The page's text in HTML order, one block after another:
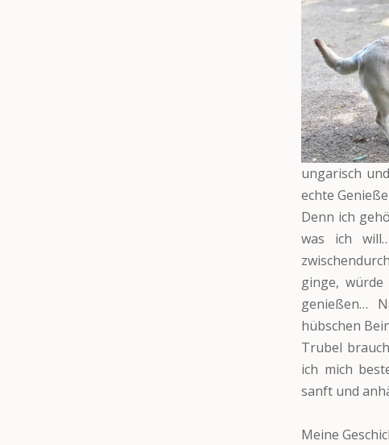
ungarisch
echte
Denn ich
was ich
ginge,
genießen…
hübschen
Trubel
ich mich
sanft und
Meine